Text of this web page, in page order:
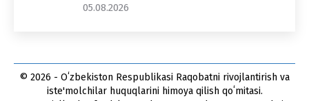
05.08.2026
© 2026 - Oʻzbekiston Respublikasi Raqobatni rivojlantirish va
iste'molchilar huquqlarini himoya qilish qoʻmitasi.